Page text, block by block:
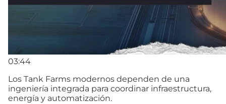
03:44
Los Tank Farms modernos dependen de una
ingeniería integrada para coordinar infraestructura,
energía y automatización.